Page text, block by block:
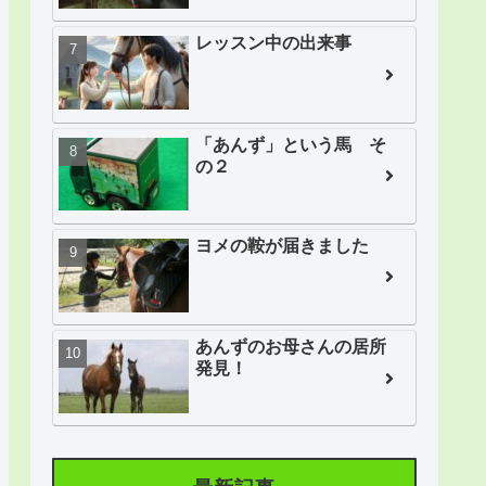
レッスン中の出来事
「あんず」という馬 そ
の２
ヨメの鞍が届きました
あんずのお母さんの居所
発見！